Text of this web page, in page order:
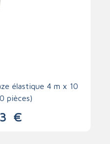
élastique 4 m x 10
pièces)
€